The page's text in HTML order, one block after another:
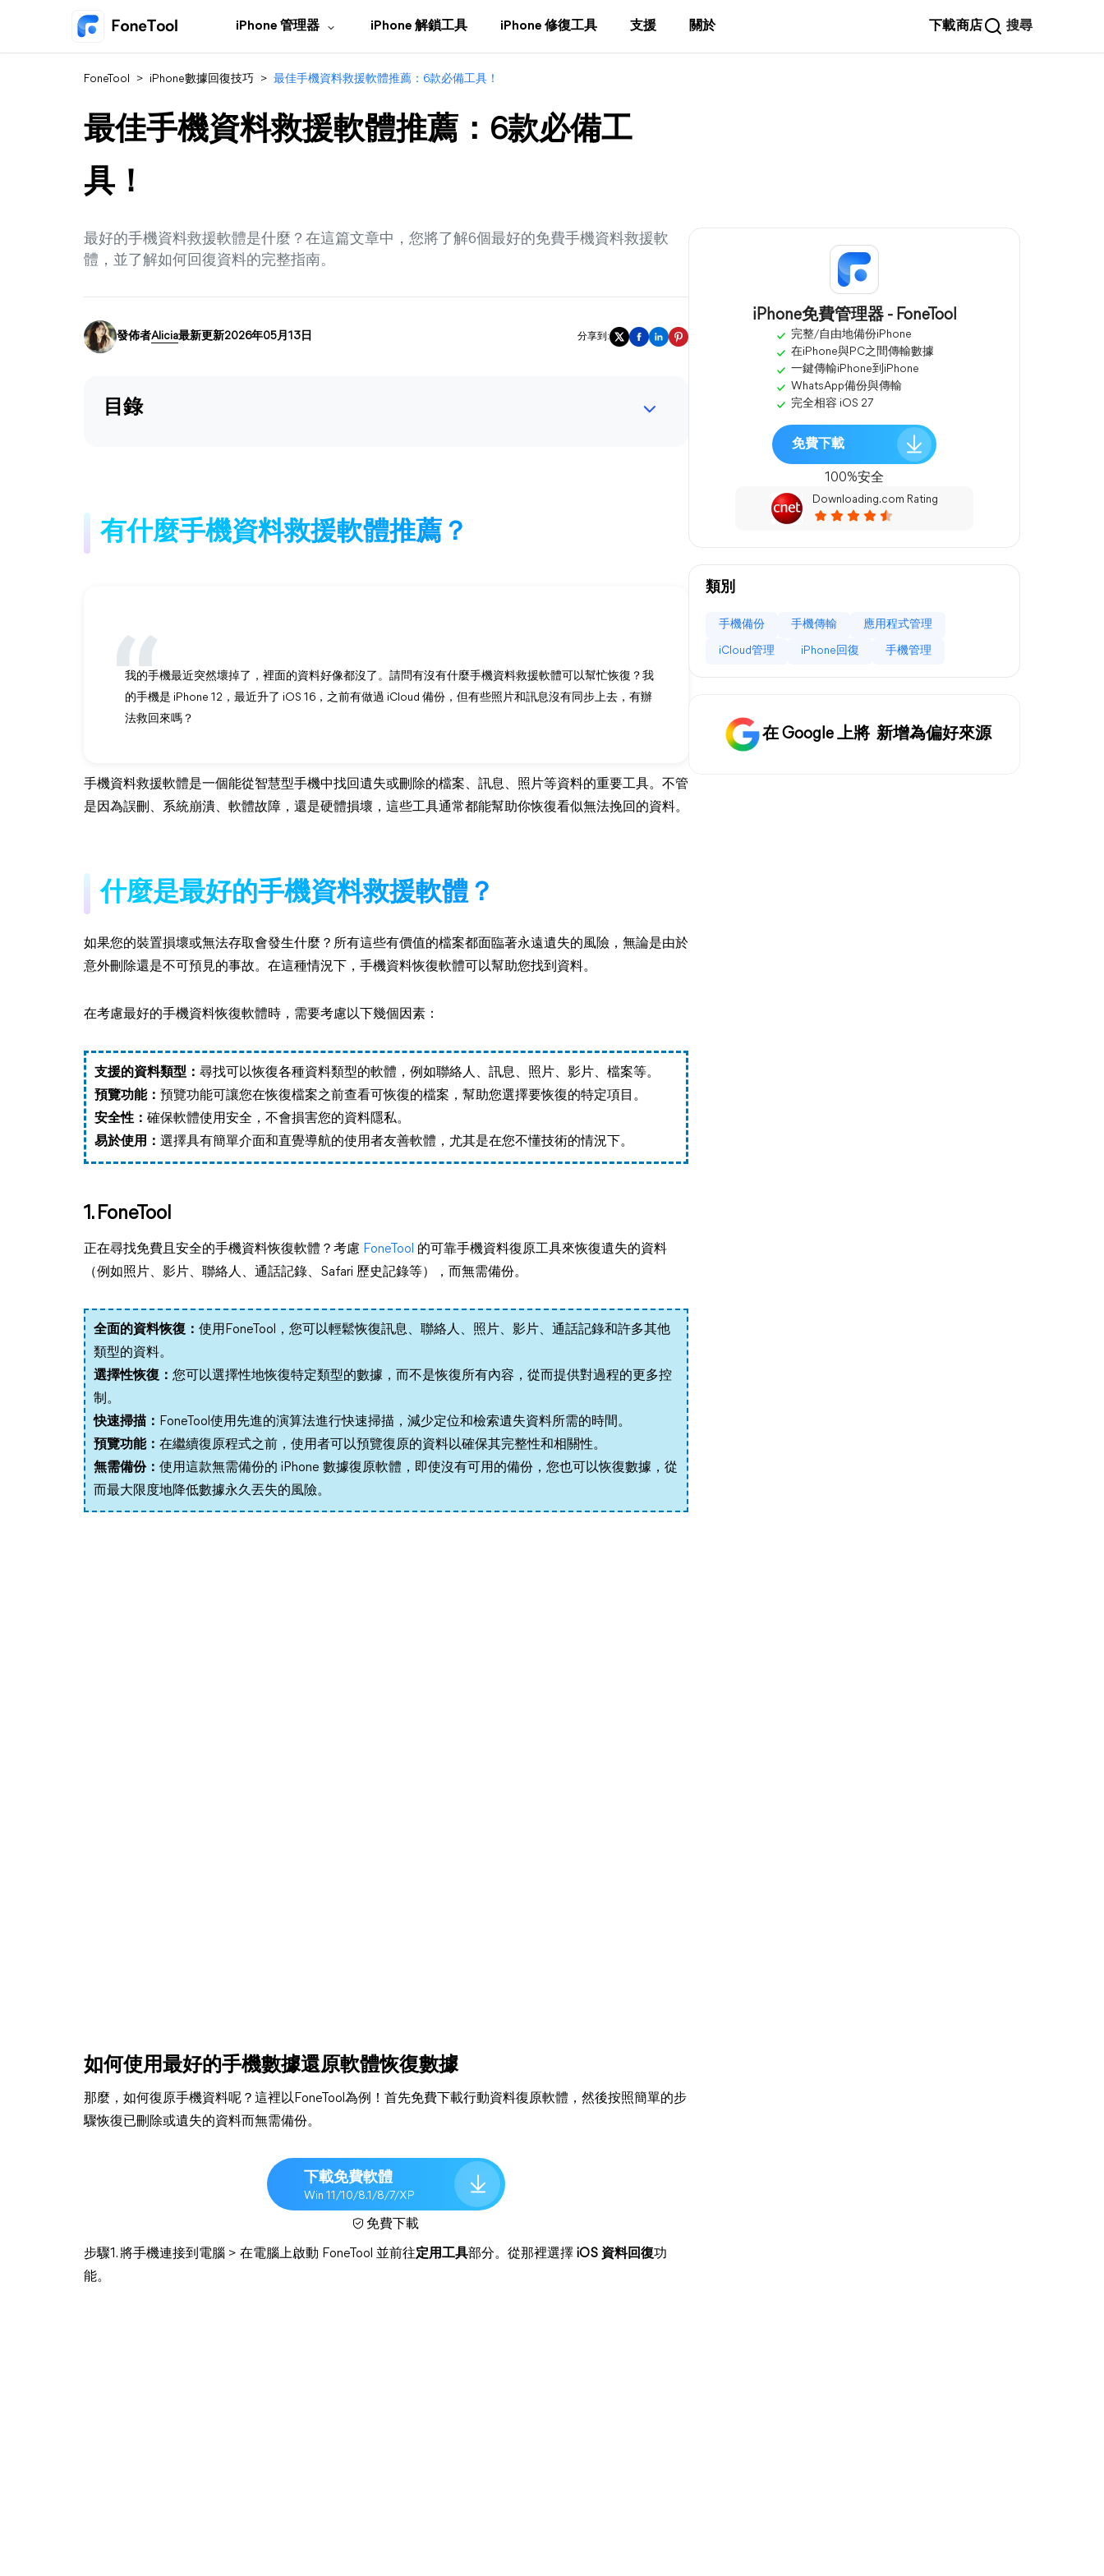
iPhone 管理器 iPhone 解鎖工具 iPhone 修復工具 支援 關於 下載商店 搜尋
FoneTool > iPhone數據回復技巧 > 最佳手機資料救援軟體推薦：6款必備工具！
最佳手機資料救援軟體推薦：6款必備工
具！
最好的手機資料救援軟體是什麼？在這篇文章中，您將了解6個最好的免費手機資料救援軟
體，並了解如何回復資料的完整指南。
發佈者Alicia最新更新2026年05月13日 分享到:
目錄
有什麼手機資料救援軟體推薦？
我的手機最近突然壞掉了，裡面的資料好像都沒了。請問有沒有什麼手機資料救援軟體可以幫忙恢復？我
的手機是 iPhone 12，最近升了 iOS 16，之前有做過 iCloud 備份，但有些照片和訊息沒有同步上去，有辦
法救回來嗎？
手機資料救援軟體是一個能從智慧型手機中找回遺失或刪除的檔案、訊息、照片等資料的重要工具。不管
是因為誤刪、系統崩潰、軟體故障，還是硬體損壞，這些工具通常都能幫助你恢復看似無法挽回的資料。
什麼是最好的手機資料救援軟體？
如果您的裝置損壞或無法存取會發生什麼？所有這些有價值的檔案都面臨著永遠遺失的風險，無論是由於
意外刪除還是不可預見的事故。在這種情況下，手機資料恢復軟體可以幫助您找到資料。
在考慮最好的手機資料恢復軟體時，需要考慮以下幾個因素：
支援的資料類型： 尋找可以恢復各種資料類型的軟體，例如聯絡人、訊息、照片、影片、檔案等。
預覽功能： 預覽功能可讓您在恢復檔案之前查看可恢復的檔案，幫助您選擇要恢復的特定項目。
安全性： 確保軟體使用安全，不會損害您的資料隱私。
易於使用： 選擇具有簡單介面和直覺導航的使用者友善軟體，尤其是在您不懂技術的情況下。
1. FoneTool
正在尋找免費且安全的手機資料恢復軟體？考慮 FoneTool 的可靠手機資料復原工具來恢復遺失的資料
（例如照片、影片、聯絡人、通話記錄、Safari 歷史記錄等），而無需備份。
全面的資料恢復： 使用FoneTool，您可以輕鬆恢復訊息、聯絡人、照片、影片、通話記錄和許多其他
類型的資料。
選擇性恢復： 您可以選擇性地恢復特定類型的數據，而不是恢復所有內容，從而提供對過程的更多控
制。
快速掃描： FoneTool使用先進的演算法進行快速掃描，減少定位和檢索遺失資料所需的時間。
預覽功能： 在繼續復原程式之前，使用者可以預覽復原的資料以確保其完整性和相關性。
無需備份： 使用這款無需備份的 iPhone 數據復原軟體，即使沒有可用的備份，您也可以恢復數據，從
而最大限度地降低數據永久丟失的風險。
如何使用最好的手機數據還原軟體恢復數據
那麼，如何復原手機資料呢？這裡以FoneTool為例！首先免費下載行動資料復原軟體，然後按照簡單的步
驟恢復已刪除或遺失的資料而無需備份。
下載免費軟體
Win 11/10/8.1/8/7/XP
免費下載
步驟1. 將手機連接到電腦 > 在電腦上啟動 FoneTool 並前往定用工具部分。從那裡選擇 iOS 資料回復功
能。
iPhone免費管理器 - FoneTool
完整/自由地備份iPhone
在iPhone與PC之間傳輸數據
一鍵傳輸iPhone到iPhone
WhatsApp備份與傳輸
完全相容 iOS 27
免費下載
100%安全
Downloading.com Rating
類別
手機備份 手機傳輸 應用程式管理
iCloud管理 iPhone回復 手機管理
在 Google 上將 新增為偏好來源